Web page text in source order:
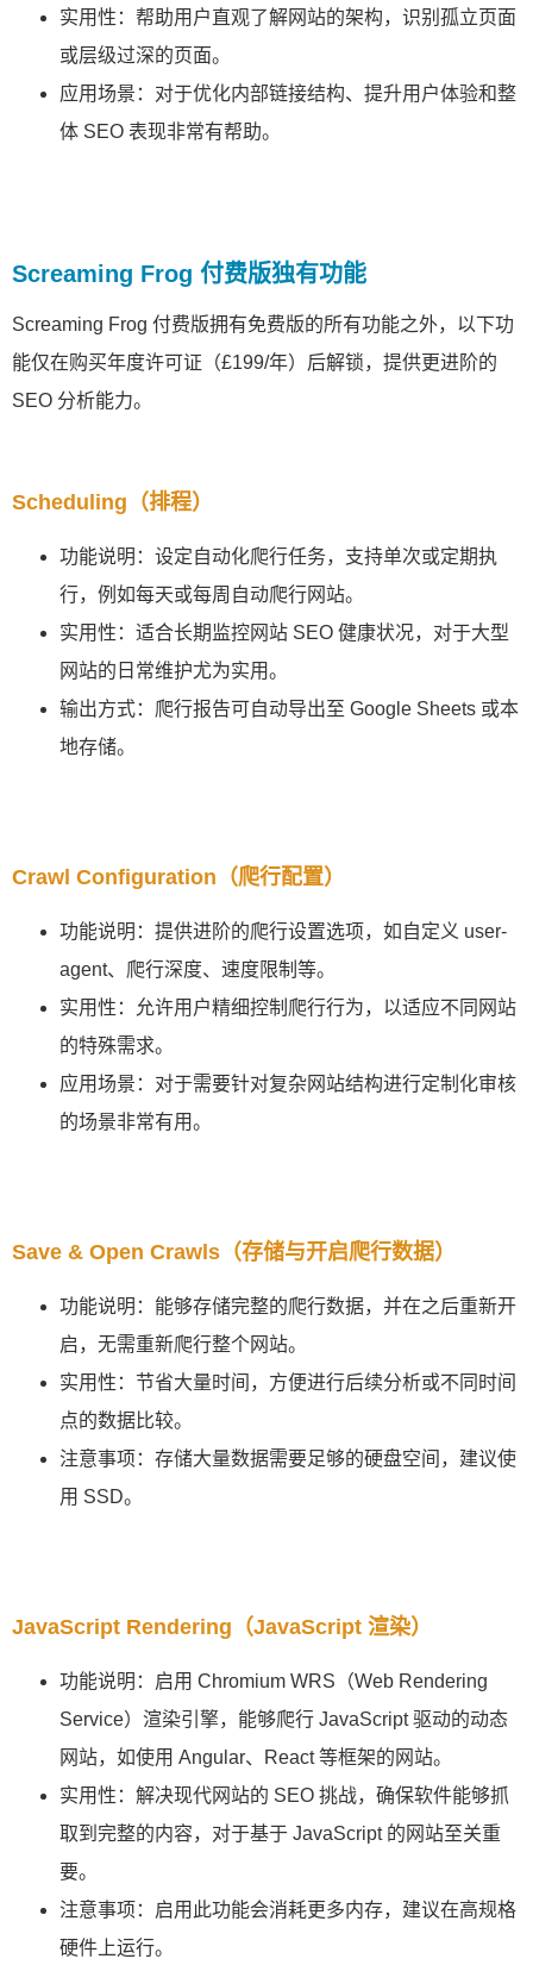
实用性：帮助用户直观了解网站的架构，识别孤立页面
或层级过深的页面。
应用场景：对于优化内部链接结构、提升用户体验和整
体 SEO 表现非常有帮助。
Screaming Frog 付费版独有功能
Screaming Frog 付费版拥有免费版的所有功能之外，以下功
能仅在购买年度许可证（£199/年）后解锁，提供更进阶的
SEO 分析能力。
Scheduling（排程）
功能说明：设定自动化爬行任务，支持单次或定期执
行，例如每天或每周自动爬行网站。
实用性：适合长期监控网站 SEO 健康状况，对于大型
网站的日常维护尤为实用。
输出方式：爬行报告可自动导出至 Google Sheets 或本
地存储。
Crawl Configuration（爬行配置）
功能说明：提供进阶的爬行设置选项，如自定义 user-
agent、爬行深度、速度限制等。
实用性：允许用户精细控制爬行行为，以适应不同网站
的特殊需求。
应用场景：对于需要针对复杂网站结构进行定制化审核
的场景非常有用。
Save & Open Crawls（存储与开启爬行数据）
功能说明：能够存储完整的爬行数据，并在之后重新开
启，无需重新爬行整个网站。
实用性：节省大量时间，方便进行后续分析或不同时间
点的数据比较。
注意事项：存储大量数据需要足够的硬盘空间，建议使
用 SSD。
JavaScript Rendering（JavaScript 渲染）
功能说明：启用 Chromium WRS（Web Rendering
Service）渲染引擎，能够爬行 JavaScript 驱动的动态
网站，如使用 Angular、React 等框架的网站。
实用性：解决现代网站的 SEO 挑战，确保软件能够抓
取到完整的内容，对于基于 JavaScript 的网站至关重
要。
注意事项：启用此功能会消耗更多内存，建议在高规格
硬件上运行。